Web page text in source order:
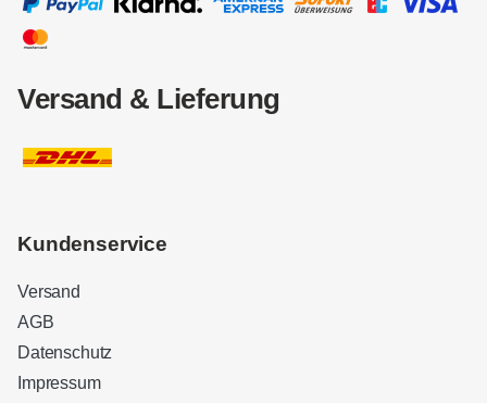
Versand & Lieferung
Kundenservice
Versand
AGB
Datenschutz
Impressum